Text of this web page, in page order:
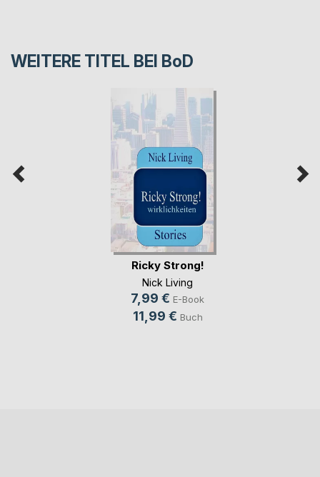
WEITERE TITEL BEI BoD
Ricky Strong!
Nick Living
7,99 € E-Book
11,99 € Buch